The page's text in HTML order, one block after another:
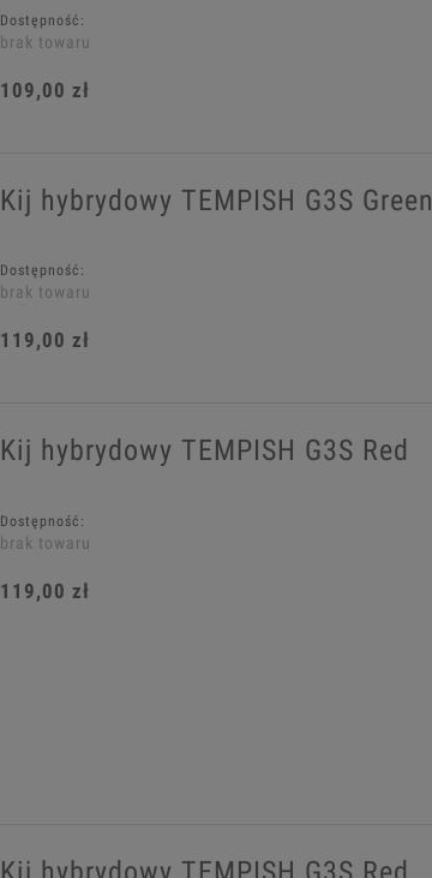
Dostępność:
brak towaru
109,00 zł
Kij hybrydowy TEMPISH G3S Green
Dostępność:
brak towaru
119,00 zł
Kij hybrydowy TEMPISH G3S Red
Dostępność:
brak towaru
119,00 zł